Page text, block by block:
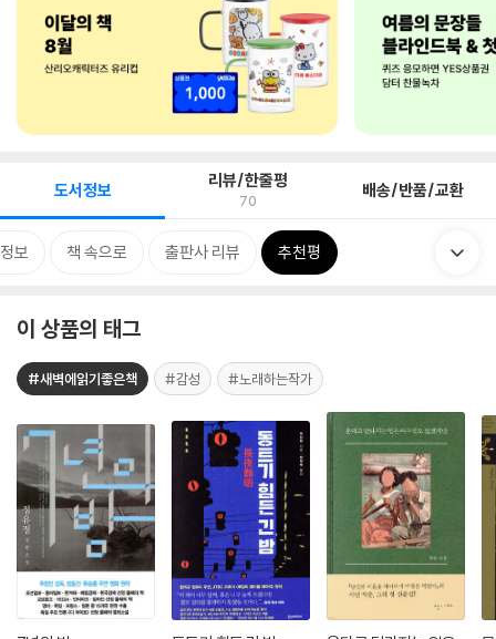
도서정보 리뷰/한줄평
70 배송/반품/교환
보 책 속으로 출판사 리뷰 추천평
이 상품의 태그
#새벽에읽기좋은책 #감성 #노래하는작가